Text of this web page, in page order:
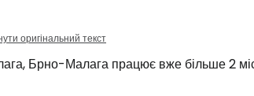
оригінальний текст
Брно-Малага працює вже більше 2